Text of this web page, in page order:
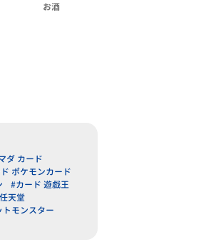
お酒
ダ カード
ポケモンカード
#カード 遊戯王
天堂
モンスター